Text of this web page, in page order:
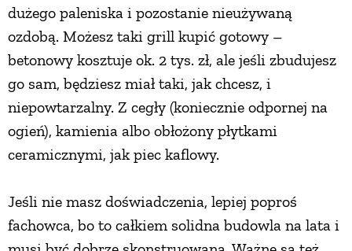
dużego paleniska i pozostanie nieużywaną
ozdobą. Możesz taki grill kupić gotowy –
betonowy kosztuje ok. 2 tys. zł, ale jeśli zbudujesz
go sam, będziesz miał taki, jak chcesz, i
niepowtarzalny. Z cegły (koniecznie odpornej na
ogień), kamienia albo obłożony płytkami
ceramicznymi, jak piec kaflowy.
Jeśli nie masz doświadczenia, lepiej poproś
fachowca, bo to całkiem solidna budowla na lata i